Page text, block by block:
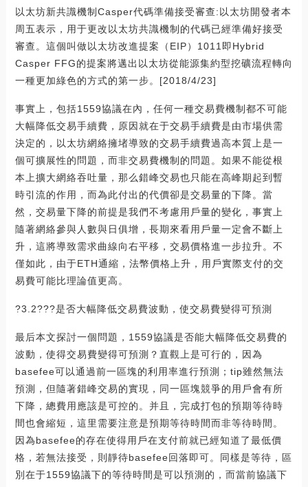
以太坊新共識機制Casper代碼準備接受審查:以太坊開發者本
周五表示，用于更改以太坊共識機制的代碼已經準備好接受
審查。這個叫做以太坊改進提案（EIP）1011即Hybrid
Casper FFG的提案將邁出以太坊從能源集約型挖礦流程轉向
一種更加綠色的方式的第一步。[2018/4/23]
事實上，包括1559協議在內，任何一種交易費機制都不可能
大幅降低交易手續費，原因就在于交易手續費是由市場供需
決定的，以太坊網絡擁堵導致的交易手續費過高本質上是一
個可擴展性的問題，而非交易費機制的問題。如果不能從根
本上擴大網絡吞吐量，那么錯峰交易也只能在高峰期起到暫
時引流的作用，而為此付出的代價卻是交易量的下降。當
然，交易量下降的前提是我們不考慮用戶量的變化，事實上
隨著網絡參與人數與日俱增，長期來看用戶量一定會不斷上
升，這將導致需求曲線向右平移，交易價格進一步拉升。不
僅如此，由于ETH通縮，法幣價格上升，用戶實際支付的交
易費可能比理論值更高。
?3.2???是否大幅降低交易費波動，使交易費變得可預測
最后本文探討一個問題，1559協議是否能大幅降低交易費的
波動，使得交易費變得可預測？直觀上是可行的，因為
basefee可以通過前一區塊的利用率進行預測；tip雖然無法
預測，但隨著錯峰交易的實現，同一區塊競爭的用戶會有所
下降，總費用應該是可控的。并且，完成打包的預期等待時
間也會縮短，這里需要注意是預期等待時間而非等待時間。
因為basefee的存在使得用戶在支付前就已經知道了最低價
格，若無法接受，則靜待basefee回落即可。同樣是等待，區
別在于1559協議下的等待時間是可以預測的，而當前協議下